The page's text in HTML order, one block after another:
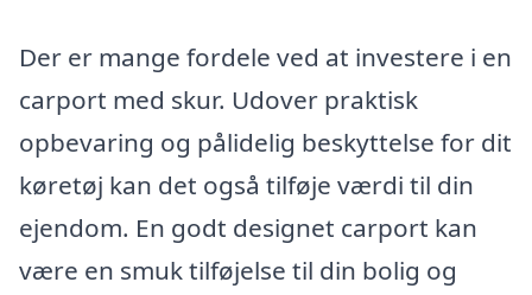
Der er mange fordele ved at investere i en
carport med skur. Udover praktisk
opbevaring og pålidelig beskyttelse for dit
køretøj kan det også tilføje værdi til din
ejendom. En godt designet carport kan
være en smuk tilføjelse til din bolig og